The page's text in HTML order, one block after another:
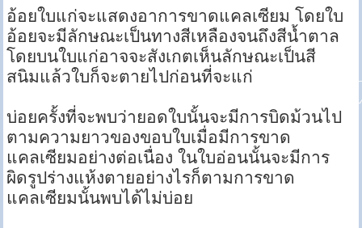
อ้อยใบแก่จะแสดงอาการขาดแคลเซียม โดยใบ
อ้อยจะมีลักษณะเป็นทางสีเหลืองจนถึงสีน้ำตาล
โดยบนใบแก่อาจจะสังเกตเห็นลักษณะเป็นสี
สนิมแล้วใบก็จะตายไปก่อนที่จะแก่
บ่อยครั้งที่จะพบว่ายอดใบนั้นจะมีการบิดม้วนไป
ตามความยาวของขอบใบเมื่อมีการขาด
แคลเซียมอย่างต่อเนื่อง ในใบอ่อนนั้นจะมีการ
ผิดรูปร่างแห้งตายอย่างไรก็ตามการขาด
แคลเซียมนั้นพบได้ไม่บ่อย